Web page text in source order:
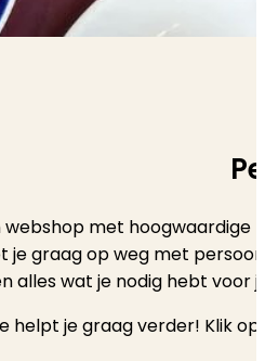
webshop met
je graag op weg met
alles wat je nodig hebt voor
helpt je graag verder! Klik